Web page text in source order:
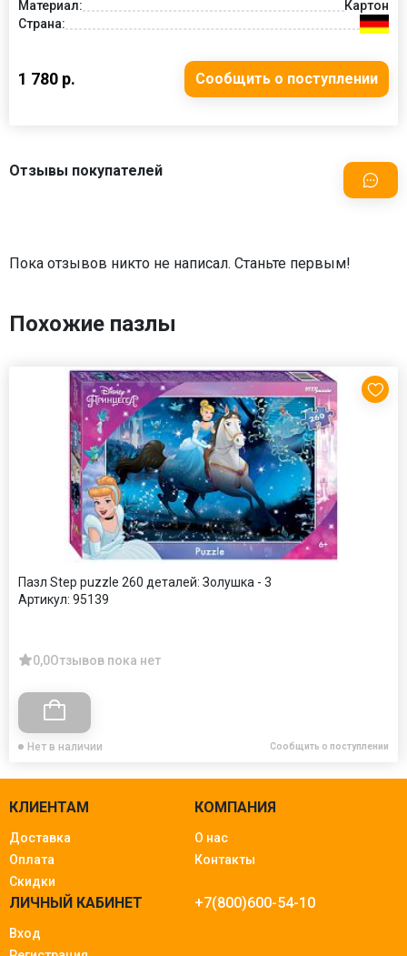
Материал:
Картон
Страна:
1 780 р. Сообщить о поступлении
Отзывы покупателей
Пока отзывов никто не написал. Станьте первым!
Похожие пазлы
Пазл Step puzzle 260 деталей: Золушка - 3
Артикул: 95139
0,0Отзывов пока нет
Нет в наличии Сообщить о поступлении
КЛИЕНТАМ
Доставка
Оплата
Скидки
КОМПАНИЯ
О нас
Контакты
ЛИЧНЫЙ КАБИНЕТ
Вход
+7(800)600-54-10